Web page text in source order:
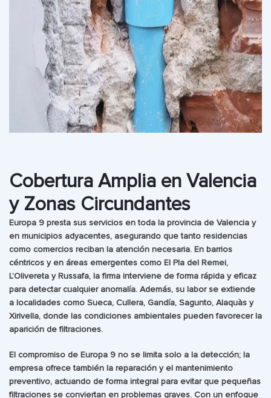
Cobertura Amplia en Valencia
y Zonas Circundantes
Europa 9 presta sus servicios en toda la provincia de Valencia y
en municipios adyacentes, asegurando que tanto residencias
como comercios reciban la atención necesaria. En barrios
céntricos y en áreas emergentes como El Pla del Remei,
L’Olivereta y Russafa, la firma interviene de forma rápida y eficaz
para detectar cualquier anomalía. Además, su labor se extiende
a localidades como Sueca, Cullera, Gandía, Sagunto, Alaquàs y
Xirivella, donde las condiciones ambientales pueden favorecer la
aparición de filtraciones.
El compromiso de Europa 9 no se limita solo a la detección; la
empresa ofrece también la reparación y el mantenimiento
preventivo, actuando de forma integral para evitar que pequeñas
filtraciones se conviertan en problemas graves. Con un enfoque